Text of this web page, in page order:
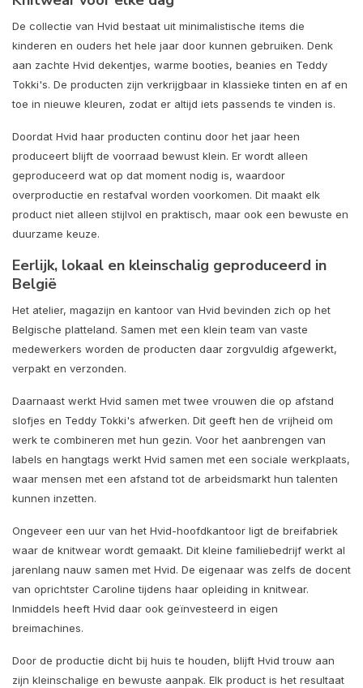
De collectie van Hvid bestaat uit minimalistische items die
kinderen en ouders het hele jaar door kunnen gebruiken. Denk
aan zachte Hvid dekentjes, warme booties, beanies en Teddy
Tokki's. De producten zijn verkrijgbaar in klassieke tinten en af en
toe in nieuwe kleuren, zodat er altijd iets passends te vinden is.
Doordat Hvid haar producten continu door het jaar heen
produceert blijft de voorraad bewust klein. Er wordt alleen
geproduceerd wat op dat moment nodig is, waardoor
overproductie en restafval worden voorkomen. Dit maakt elk
product niet alleen stijlvol en praktisch, maar ook een bewuste en
duurzame keuze.
Eerlijk, lokaal en kleinschalig geproduceerd in
België
Het atelier, magazijn en kantoor van Hvid bevinden zich op het
Belgische platteland. Samen met een klein team van vaste
medewerkers worden de producten daar zorgvuldig afgewerkt,
verpakt en verzonden.
Daarnaast werkt Hvid samen met twee vrouwen die op afstand
slofjes en Teddy Tokki's afwerken. Dit geeft hen de vrijheid om
werk te combineren met hun gezin. Voor het aanbrengen van
labels en hangtags werkt Hvid samen met een sociale werkplaats,
waar mensen met een afstand tot de arbeidsmarkt hun talenten
kunnen inzetten.
Ongeveer een uur van het Hvid-hoofdkantoor ligt de breifabriek
waar de knitwear wordt gemaakt. Dit kleine familiebedrijf werkt al
jarenlang nauw samen met Hvid. De eigenaar was zelfs de docent
van oprichtster Caroline tijdens haar opleiding in knitwear.
Inmiddels heeft Hvid daar ook geïnvesteerd in eigen
breimachines.
Door de productie dicht bij huis te houden, blijft Hvid trouw aan
zijn kleinschalige en bewuste aanpak. Elk product is het resultaat